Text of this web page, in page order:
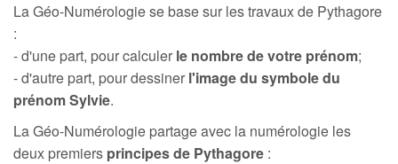
La Géo-Numérologie se base sur les travaux de Pythagore
:
- d'une part, pour calculer le nombre de votre prénom;
- d'autre part, pour dessiner l'image du symbole du
prénom Sylvie.
La Géo-Numérologie partage avec la numérologie les
deux premiers principes de Pythagore :